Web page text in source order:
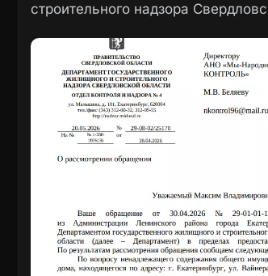
строительного надзора